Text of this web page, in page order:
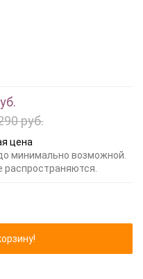
руб.
цена
минимально возможной.
распространяются.